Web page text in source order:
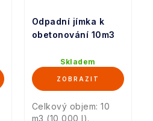
Odpadní jímka k
obetonování 10m3
Skladem
Celkový objem: 10
m3 (10 000 l).